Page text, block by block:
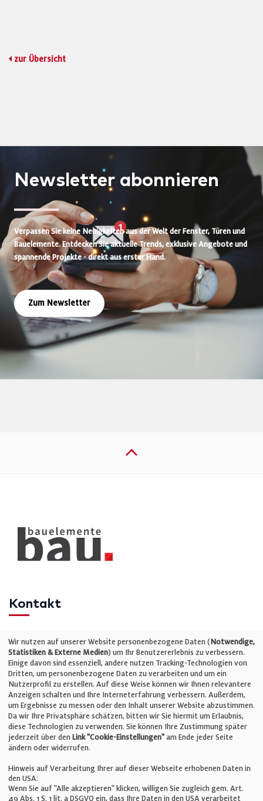
zur Übersicht
Newsletter abonnieren
Verpassen Sie keine Neuigkeiten aus der Welt der Fenster, Türen und
Bauelemente. Entdecken Sie aktuelle Trends, exklusive Angebote und
spannende Projekte - direkt aus erster Hand.
Zum Newsletter
Kontakt
Telefon: +49 (0)711 2585563-0
E-Mail:info@bauelemente-bau.eu
Unternehmen
Impressum
Cookie-Einstellungen
Wir nutzen auf unserer Website personenbezogene Daten (Notwendige,
Statistiken & Externe Medien) um Ihr Benutzererlebnis zu verbessern.
Einige davon sind essenziell, andere nutzen Tracking-Technologien von
Dritten, um personenbezogene Daten zu verarbeiten und um ein
Nutzerprofil zu erstellen. Auf diese Weise können wir Ihnen relevantere
Anzeigen schalten und Ihre Interneterfahrung verbessern. Außerdem,
um Ergebnisse zu messen oder den Inhalt unserer Website abzustimmen.
Da wir Ihre Privatsphäre schätzen, bitten wir Sie hiermit um Erlaubnis,
diese Technologien zu verwenden. Sie können Ihre Zustimmung später
jederzeit über den Link "Cookie-Einstellungen" am Ende jeder Seite
ändern oder widerrufen.
Hinweis auf Verarbeitung Ihrer auf dieser Webseite erhobenen Daten in
den USA:
Wenn Sie auf "Alle akzeptieren" klicken, willigen Sie zugleich gem. Art.
49 Abs. 1 S. 1 lit. a DSGVO ein, dass Ihre Daten in den USA verarbeitet